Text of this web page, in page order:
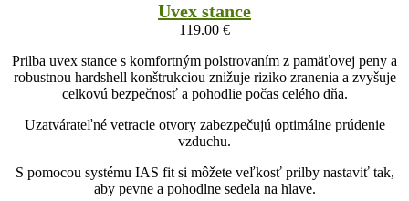
Uvex stance
119.00 €
Prilba uvex stance s komfortným polstrovaním z pamäťovej peny a
robustnou hardshell konštrukciou znižuje riziko zranenia a zvyšuje
celkovú bezpečnosť a pohodlie počas celého dňa.
Uzatvárateľné vetracie otvory zabezpečujú optimálne prúdenie
vzduchu.
S pomocou systému IAS fit si môžete veľkosť prilby nastaviť tak,
aby pevne a pohodlne sedela na hlave.